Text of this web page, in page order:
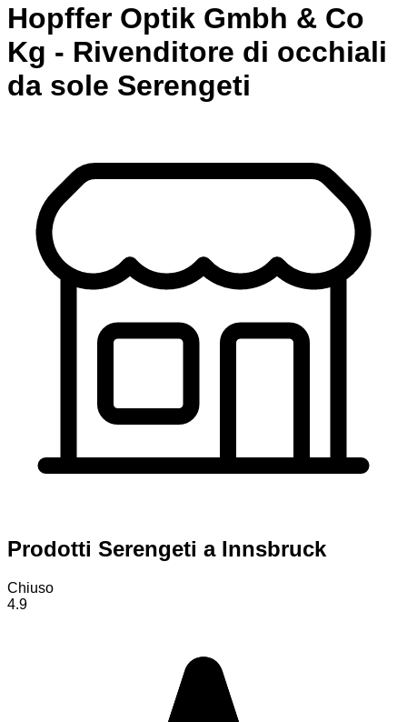
Hopffer Optik Gmbh & Co
Kg - Rivenditore di occhiali
da sole Serengeti
Prodotti Serengeti a Innsbruck
Chiuso
4.9